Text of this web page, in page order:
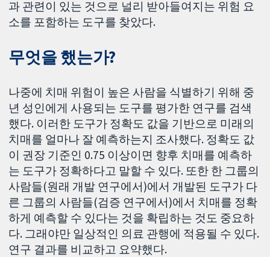
과 관련이 있는 것으로 널리 받아들여지는 위험 요
소를 포함하는 도구를 찾았다.
무엇을 했는가?
나중에 치매 위험이 높은 사람을 식별하기 위해 중
년 성인에게 사용되는 도구를 평가한 연구를 검색
했다. 이러한 도구가 정확도 값을 기반으로 미래의
치매를 얼마나 잘 예측하는지 조사했다. 정확도 값
이 권장 기준인 0.75 이상이면 향후 치매를 예측하
는 도구가 정확하다고 말할 수 있다. 또한 한 그룹의
사람들(원래 개발 연구에서)에서 개발된 도구가 다
른 그룹의 사람들(검증 연구에서)에서 치매를 정확
하게 예측할 수 있다는 것을 확립하는 것도 중요하
다. 그래야만 일상적인 의료 관행에 적용될 수 있다.
연구 결과를 비교하고 요약했다.